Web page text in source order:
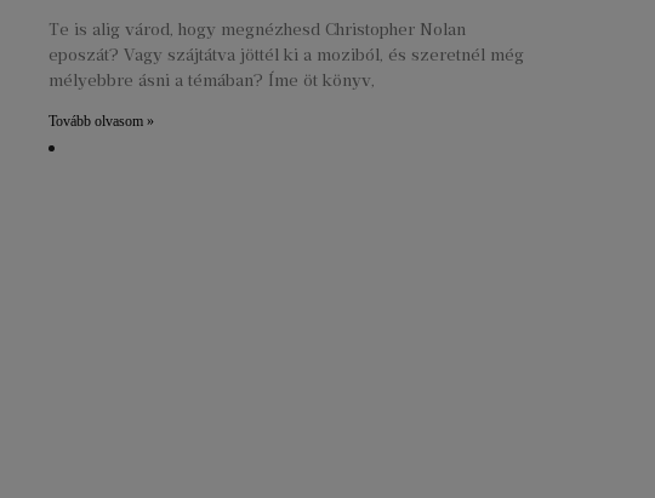
Te is alig várod, hogy megnézhesd Christopher Nolan
eposzát? Vagy szájtátva jöttél ki a moziból, és szeretnél még
mélyebbre ásni a témában? Íme öt könyv,
Tovább olvasom »